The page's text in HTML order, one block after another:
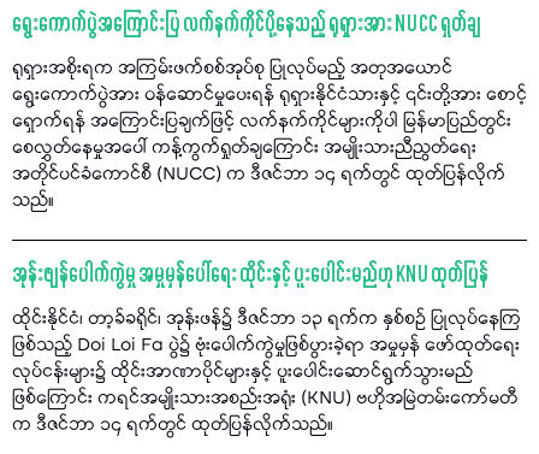
ရွေးကောက်ပွဲအကြောင်းပြ လက်နက်ကိုင်ပို့နေသည့် ရုရှားအား NUCC ရှုတ်ချ
ရုရှားအစိုးရက အကြမ်းဖက်စစ်အုပ်စု ပြုလုပ်မည့် အတုအယောင်
ရွေးကောက်ပွဲအား ဝန်ဆောင်မှုပေးရန် ရုရှားနိုင်ငံသားနှင့် ၎င်းတို့အား စောင့်
ရှောက်ရန် အကြောင်းပြချက်ဖြင့် လက်နက်ကိုင်များကိုပါ မြန်မာပြည်တွင်း
စေလွှတ်နေမှုအပေါ် ကန့်ကွက်ရှုတ်ချကြောင်း အမျိုးသားညီညွတ်ရေး
အတိုင်ပင်ခံကောင်စီ (NUCC) က ဒီဇင်ဘာ ၁၄ ရက်တွင် ထုတ်ပြန်လိုက်
သည်။
အုန်းဖျန်ပေါက်ကွဲမှု အမှုမှန်ပေါ်ရေး ထိုင်းနှင့် ပူးပေါင်းမည်ဟု KNU ထုတ်ပြန်
ထိုင်းနိုင်ငံ၊ တာ့ခ်ခရိုင်၊ အုန်းဖန်၌ ဒီဇင်ဘာ ၁၃ ရက်က နှစ်စဉ် ပြုလုပ်နေကြ
ဖြစ်သည့် Doi Loi Fa ပွဲ၌ ဗုံးပေါက်ကွဲမှုဖြစ်ပွားခဲ့ရာ အမှုမှန် ဖော်ထုတ်ရေး
လုပ်ငန်းများ၌ ထိုင်းအာဏာပိုင်များနှင့် ပူးပေါင်းဆောင်ရွက်သွားမည်
ဖြစ်ကြောင်း ကရင်အမျိုးသားအစည်းအရုံး (KNU) ဗဟိုအမြဲတမ်းကော်မတီ
က ဒီဇင်ဘာ ၁၄ ရက်တွင် ထုတ်ပြန်လိုက်သည်။